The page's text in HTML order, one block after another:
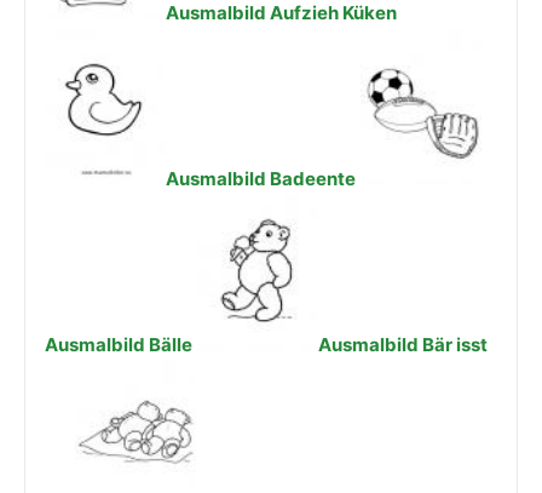
Ausmalbild Aufzieh Küken
Ausmalbild Badeente
Ausmalbild Bälle Ausmalbild Bär isst